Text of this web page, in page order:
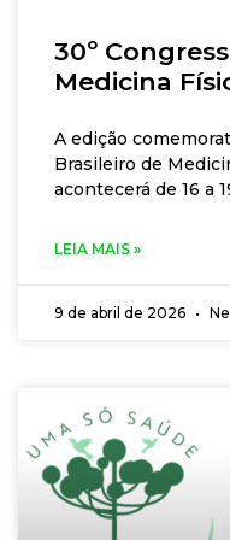
e valorização dos
30º
Medicina
A edição
Brasileiro de
acontecerá de 16 a
Escolhida por seu
gastronômica e
uma programação
com foco nos mais
Física e
com palestras,
abordando os
LEIA MAIS »
9 de abril de 2026